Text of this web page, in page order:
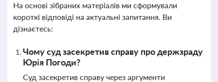
На основі зібраних матеріалів ми сформували
короткі відповіді на актуальні запитання. Ви
дізнаєтесь:
Чому суд засекретив справу про держзраду
Юрія Погоди?
Суд засекретив справу через аргументи